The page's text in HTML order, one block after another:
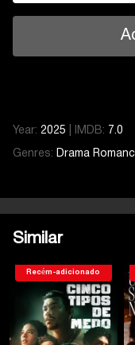
Year: 2025 IMDB: 7.0
Genres: Drama
Similar
Recém-adicionado